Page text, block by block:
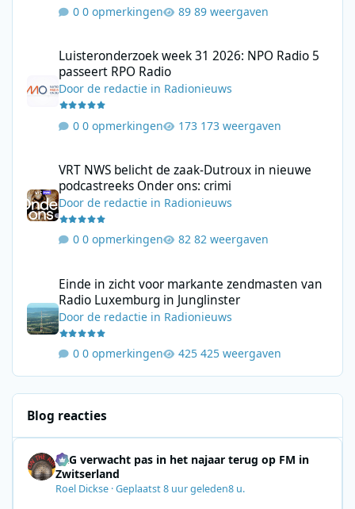
0 opmerkingen 89 weergaven
Luisteronderzoek week 31 2026: NPO Radio 5
passeert RPO Radio
Doorde redactie in Radionieuws
0 opmerkingen 173 weergaven
VRT NWS belicht de zaak-Dutroux in nieuwe
podcastreeks Onder ons: crimi
Doorde redactie in Radionieuws
0 opmerkingen 82 weergaven
Einde in zicht voor markante zendmasten van
Radio Luxemburg in Junglinster
Doorde redactie in Radionieuws
0 opmerkingen 425 weergaven
Blog reacties
SRG verwacht pas in het najaar terug op FM in
Zwitserland
Roel Dickse ·Geplaatst8 uur geleden8 u.